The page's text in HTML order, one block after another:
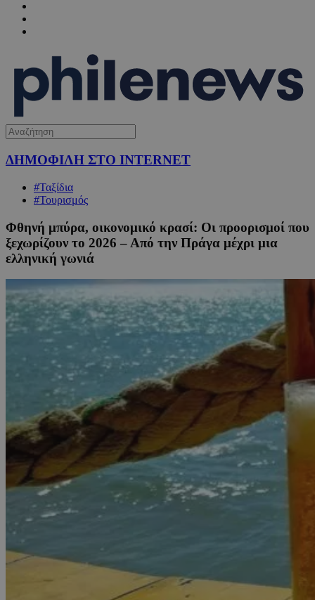
ΔΗΜΟΦΙΛΗ ΣΤΟ INTERNET
#Ταξίδια
#Τουρισμός
Φθηνή μπύρα, οικονομικό κρασί: Οι προορισμοί που
ξεχωρίζουν το 2026 – Από την Πράγα μέχρι μια
ελληνική γωνιά